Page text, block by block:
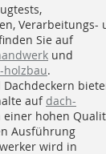
Verarbeitungs-
Sie auf
und
holzbau.
Dachdeckern
auf dach-
einer hohen
Ausführung
wird in